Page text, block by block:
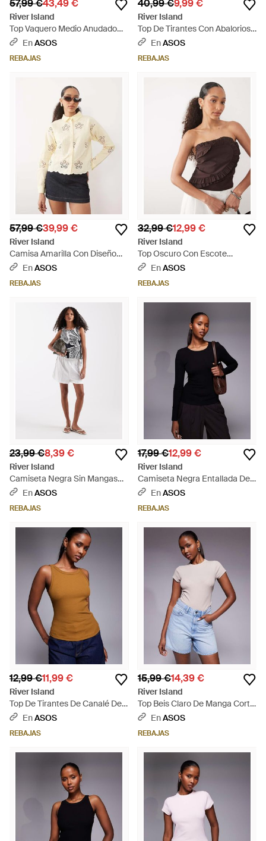
57,99 €43,49 €
River Island
Top Vaquero Medio Anudado
Con Sobrefalda De -Azul - Azul
EnASOS
REBAJAS
40,99 €9,99 €
River Island
Top De Tirantes Con Abalorios
De - Marrón
EnASOS
REBAJAS
57,99 €39,99 €
River Island
Camisa Amarilla Con Diseño
Calado De Encaje De - Neutro
EnASOS
REBAJAS
32,99 €12,99 €
River Island
Top Oscuro Con Escote
Palabra De Honor Y Detalle De
EnASOS
REBAJAS
23,99 €8,39 €
River Island
Camiseta Negra Sin Mangas
Con Estampado De Palmeras
Un Conjunto) - Blanco
EnASOS
REBAJAS
17,99 €12,99 €
River Island
Camiseta Negra Entallada De
Algodón De - Azul
EnASOS
REBAJAS
12,99 €11,99 €
River Island
Top De Tirantes De Canalé De -
AzulEnASOS
REBAJAS
15,99 €14,39 €
River Island
Top Beis Claro De Manga Corta
De Canalé De -Neutro - Azul
EnASOS
REBAJAS